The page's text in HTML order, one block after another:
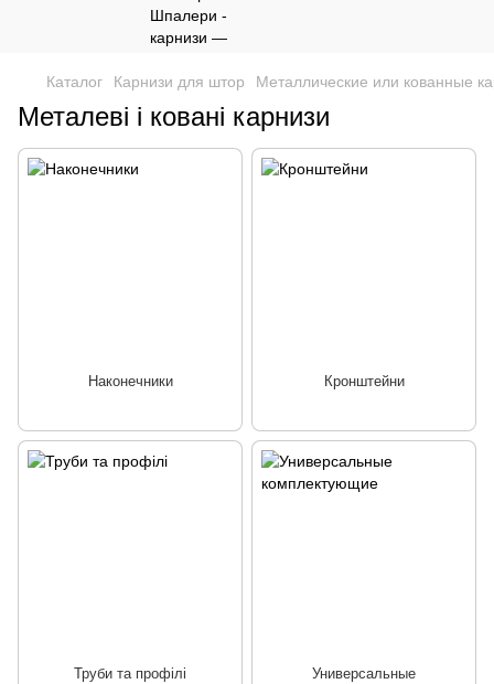
Каталог Карнизи для штор Металлические или кованные
Металеві і ковані карнизи
Наконечники Кронштейни
Труби та профілі
Универсальные